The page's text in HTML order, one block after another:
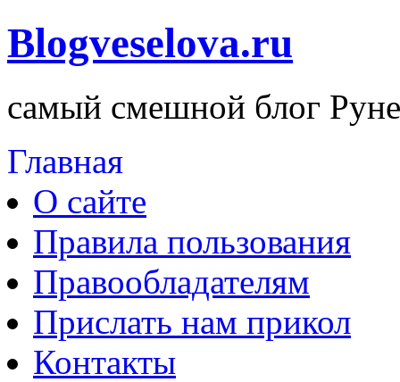
Blogveselova.ru
самый смешной блог
Главная
О сайте
Правила пользования
Правообладателям
Прислать нам прикол
Контакты